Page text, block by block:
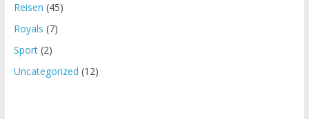
Reisen (45)
Royals (7)
Sport(2)
Uncategorized (12)